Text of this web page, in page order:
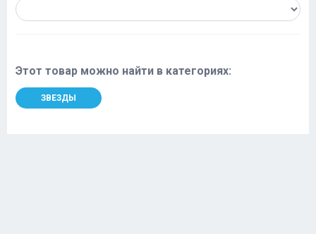
Этот товар можно найти в категориях:
ЗВЕЗДЫ